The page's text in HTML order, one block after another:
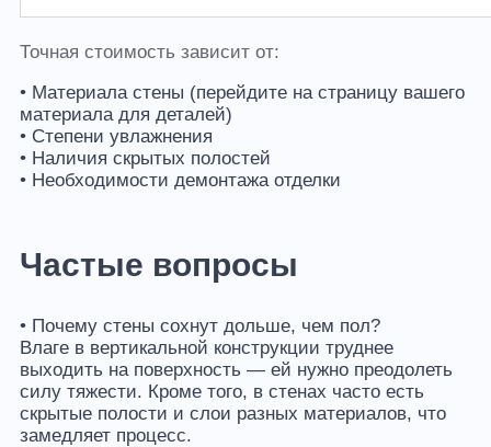
Точная стоимость зависит от:
• Материала стены (перейдите на страницу вашего
материала для деталей)
• Степени увлажнения
• Наличия скрытых полостей
• Необходимости демонтажа отделки
Частые вопросы
• Почему стены сохнут дольше, чем пол?
Влаге в вертикальной конструкции труднее
выходить на поверхность — ей нужно преодолеть
силу тяжести. Кроме того, в стенах часто есть
скрытые полости и слои разных материалов, что
замедляет процесс.